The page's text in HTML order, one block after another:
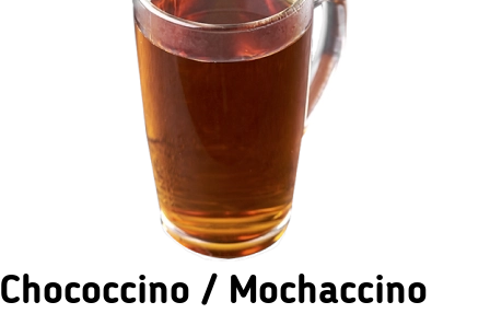
Chococcino / Mochaccino